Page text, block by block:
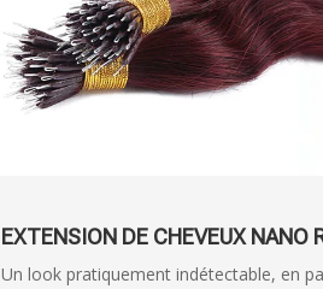
EXTENSION DE CHEVEUX NANO
Un look pratiquement indétectable, en